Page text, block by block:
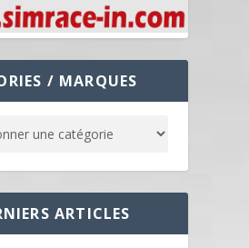
/ MARQUES
ARTICLES